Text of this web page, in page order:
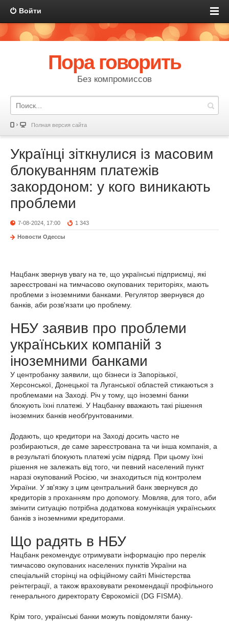
Войти
Пора говорить
Без компромиссов
Полная версия сайта
Українці зіткнулися із масовим
блокуванням платежів
закордоном: у кого виникають
проблеми
7-08-2024, 17:00 1 343
Новости Одессы
Нацбанк звернув увагу на те, що українські підприємці, які
зареєстровані на тимчасово окупованих територіях, мають
проблеми з іноземними банками. Регулятор звернувся до
банків, аби розв'язати цю проблему.
НБУ заявив про проблеми
українських компаній з
іноземними банками
У центробанку заявили, що бізнеси із Запорізької,
Херсонської, Донецької та Луганської областей стикаються з
проблемами на Заході. Річ у тому, що іноземні банки
блокують їхні платежі. У Нацбанку вважають такі рішення
іноземних банків необґрунтованими.
Додають, що кредитори на Заході досить часто не
розбираються, де саме зареєстрована та чи інша компанія, а
в результаті блокують платежі усім підряд. При цьому їхні
рішення не залежать від того, чи певний населений пункт
наразі окупований Росією, чи знаходиться під контролем
України. У зв'язку з цим центральний банк звернувся до
кредиторів з проханням про допомогу. Мовляв, для того, аби
змінити ситуацію потрібна додаткова комунікація українських
банків з іноземними кредиторами.
Що радять в НБУ
Нацбанк рекомендує отримувати інформацію про перелік
тимчасово окупованих населених пунктів України на
спеціальній сторінці на офіційному сайті Міністерства
реінтеграції, а також враховувати рекомендації профільного
генерального директорату Єврокомісії (DG FISMA).
Крім того, українські банки можуть повідомляти банку-